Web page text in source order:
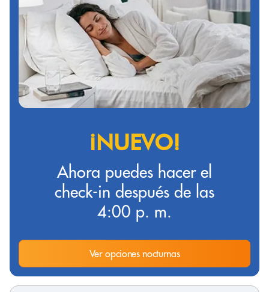
¡NUEVO!
Ahora puedes hacer el
check-in después de las
4:00 p. m.
Ver opciones nocturnas